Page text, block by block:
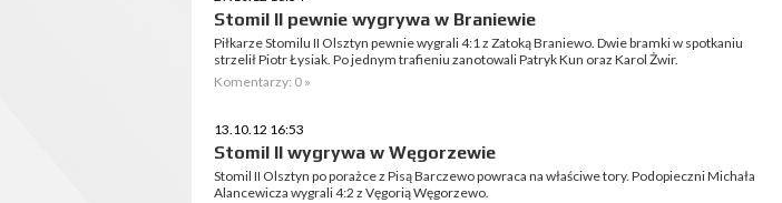
Stomil II pewnie wygrywa w Braniewie
Piłkarze Stomilu II Olsztyn pewnie wygrali 4:1 z Zatoką Braniewo. Dwie bramki w spotkaniu
strzelił Piotr Łysiak. Po jednym trafieniu zanotowali Patryk Kun oraz Karol Żwir.
Komentarzy: 0 »
13.10.12 16:53
Stomil II wygrywa w Węgorzewie
Stomil II Olsztyn po porażce z Pisą Barczewo powraca na właściwe tory. Podopieczni Michała
Alancewicza wygrali 4:2 z Vęgorią Węgorzewo.